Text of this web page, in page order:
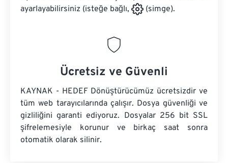
ayarlayabilirsiniz (isteğe bağlı,
(simge).
Ücretsiz ve Güvenli
KAYNAK - HEDEF Dönüştürücümüz ücretsizdir ve
tüm web tarayıcılarında çalışır. Dosya güvenliği ve
gizliliğini garanti ediyoruz. Dosyalar 256 bit SSL
şifrelemesiyle korunur ve birkaç saat sonra
otomatik olarak silinir.